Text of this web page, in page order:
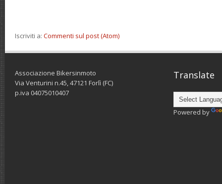
Iscriviti a: Commenti sul post (Atom)
Associazione Bikersinmoto
Via Venturini n.45, 47121 Forlì (FC)
p.iva 04075010407
Translate
Powered by